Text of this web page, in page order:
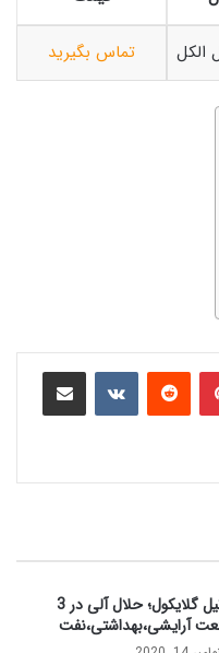
الکل تماس بگیرید
بوتیل گلایکول؛ حلال آلی در 3
آرایشی،بهداشتی،نفت